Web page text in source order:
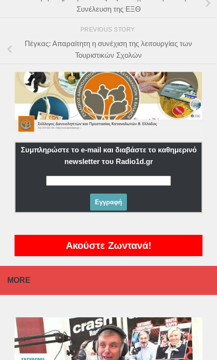
Συνέλευση της ΕΞΘ
PREVIOUS STORY
Πέγκας: Απαραίτητη η συνέχιση της λειτουργίας των
Τουριστικών Σχολών
Συμπληρώστε το e-mail και διαβάστε το καθημερινό
newsletter του Radio1d.gr
Ακούστε Ζωντανά!
MORE